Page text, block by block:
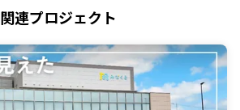
関連プロジェクト